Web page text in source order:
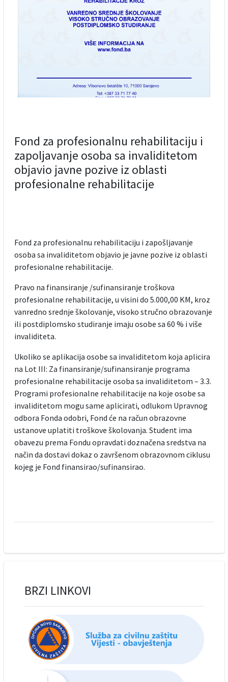
Fond za profesionalnu rehabilitaciju i
zapoljavanje osoba sa invaliditetom
objavio javne pozive iz oblasti
profesionalne rehabilitacije
Fond za profesionalnu rehabilitaciju i zapošljavanje
osoba sa invaliditetom objavio je javne pozive iz oblasti
profesionalne rehabilitacije.
Pravo na finansiranje /sufinansiranje troškova
profesionalne rehabilitacije, u visini do 5.000,00 KM, kroz
vanredno srednje školovanje, visoko stručno obrazovanje
ili postdiplomsko studiranje imaju osobe sa 60 % i više
invaliditeta.
Ukoliko se aplikacija osobe sa invaliditetom koja aplicira
na Lot III: Za finansiranje/sufinansiranje programa
profesionalne rehabilitacije osoba sa invaliditetom – 3.3.
Programi profesionalne rehabilitacije na koje osobe sa
invaliditetom mogu same aplicirati, odlukom Upravnog
odbora Fonda odobri, Fond će na račun obrazovne
ustanove uplatiti troškove školovanja. Student ima
obavezu prema Fondu opravdati doznačena sredstva na
način da dostavi dokaz o završenom obrazovnom ciklusu
kojeg je Fond finansirao/sufinansirao.
BRZI LINKOVI